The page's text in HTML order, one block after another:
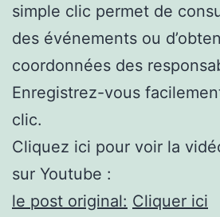
simple clic permet de
des événements ou
coordonnées des
Enregistrez-vous
clic.
Cliquez ici pour voir la
sur Youtube :
le post original: Cliquer ici